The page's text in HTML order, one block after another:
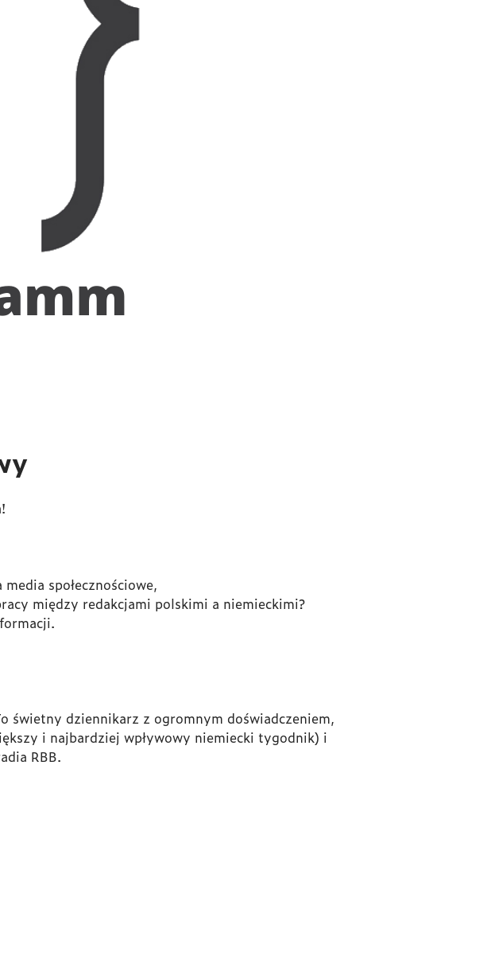
społecznościowe,
między redakcjami polskimi a niemieckimi?
świetny dziennikarz z ogromnym doświadczeniem,
i najbardziej wpływowy niemiecki tygodnik) i
RBB.